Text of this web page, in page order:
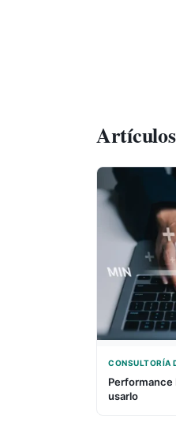
CONSULTORÍA
Performance
usarlo